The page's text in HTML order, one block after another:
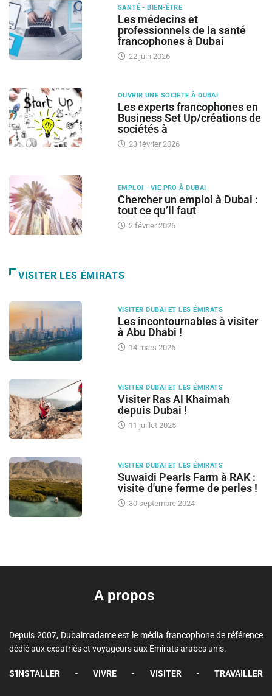
SANTÉ - BIEN-ÊTRE
Les médecins et
professionnels de la santé
francophones à Dubai
22 juin 2026
OUVRIR UNE SOCIETE À DUBAI
Les experts francophones en
Business Set Up/créations de
sociétés à
23 février 2026
EMPLOI - VIE PRO À DUBAI
Chercher un emploi à Dubai :
tout ce qu’il faut
2 février 2026
VISITER LES ÉMIRATS
VISITER DUBAI ET LES ÉMIRATS
Les incontournables à visiter
à Abu Dhabi !
14 mars 2026
VISITER DUBAI ET LES ÉMIRATS
Visiter Ras Al Khaimah
depuis Dubai !
11 juillet 2025
VISITER DUBAI ET LES ÉMIRATS
Suwaidi Pearls Farm à RAK :
visite d'une ferme de perles !
30 septembre 2024
A propos
Depuis 2007, Dubaimadame est le média francophone de référence
dédié aux expatriés et voyageurs aux Émirats arabes unis.
S'INSTALLER - VIVRE - VISITER - TRAVAILLER